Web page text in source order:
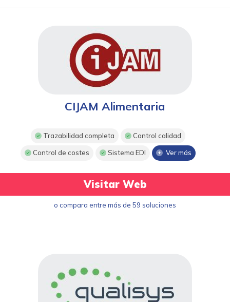
CIJAM Alimentaria
Trazabilidad completa Control calidad
Control de costes Sistema EDI Ver más
Visitar Web
o compara entre más de 59 soluciones